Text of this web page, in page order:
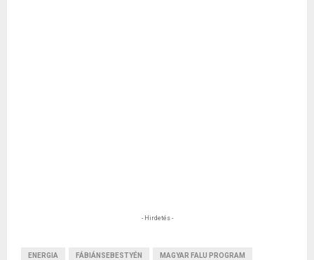
- Hirdetés -
ENERGIA FÁBIÁNSEBESTYÉN MAGYAR FALU PROGRAM